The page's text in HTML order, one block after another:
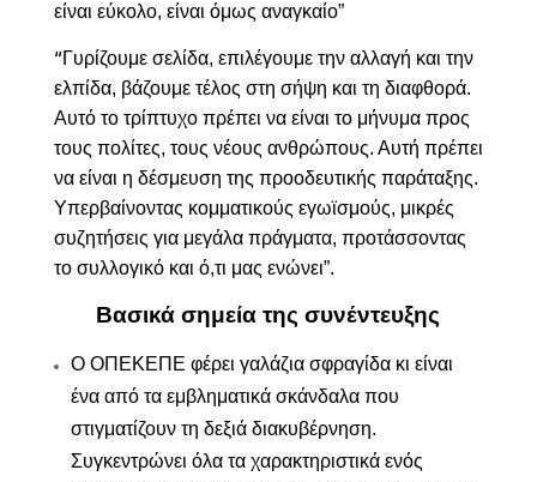
είναι εύκολο, είναι όμως αναγκαίο”
“Γυρίζουμε σελίδα, επιλέγουμε την αλλαγή και την
ελπίδα, βάζουμε τέλος στη σήψη και τη διαφθορά.
Αυτό το τρίπτυχο πρέπει να είναι το μήνυμα προς
τους πολίτες, τους νέους ανθρώπους. Αυτή πρέπει
να είναι η δέσμευση της προοδευτικής παράταξης.
Υπερβαίνοντας κομματικούς εγωϊσμούς, μικρές
συζητήσεις για μεγάλα πράγματα, προτάσσοντας
το συλλογικό και ό,τι μας ενώνει”.
Βασικά σημεία της συνέντευξης
Ο ΟΠΕΚΕΠΕ φέρει γαλάζια σφραγίδα κι είναι
ένα από τα εμβληματικά σκάνδαλα που
στιγματίζουν τη δεξιά διακυβέρνηση.
Συγκεντρώνει όλα τα χαρακτηριστικά ενός